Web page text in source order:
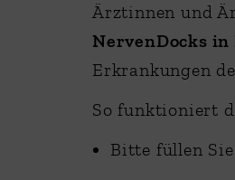
Ärztinnen und
NervenDocks in
Erkrankungen
So funktioniert
Bitte füllen